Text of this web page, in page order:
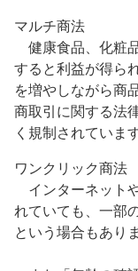
マルチ商法
健康食品、化粧
すると利益が得ら
を増やしながら商
商取引に関する法
く規制されています
ワンクリック商法
インターネット
れていても、一部
という場合もあり